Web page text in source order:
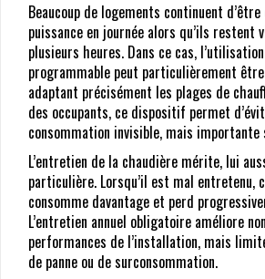
Beaucoup de logements continuent
puissance en journée alors qu’ils restent
plusieurs heures. Dans ce cas,
programmable peut particulièrement
adaptant précisément les plages de
des occupants, ce dispositif permet
consommation invisible, mais importante
L’entretien de la chaudière mérite, lui
particulière. Lorsqu’il est mal entretenu,
consomme davantage et perd
L’entretien annuel obligatoire améliore
performances de l’installation, mais
de panne ou de surconsommation.